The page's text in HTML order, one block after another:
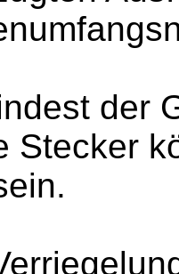
der
Stecker